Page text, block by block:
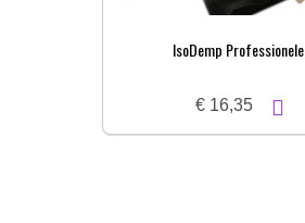
IsoDemp Professionele...
€ 16,35